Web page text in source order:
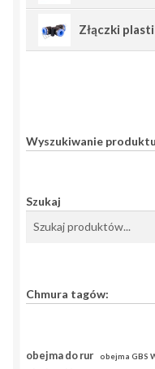
Złączki
Wyszukiwanie
Szukaj
Chmura tagów:
obejma do rur obejma GBS